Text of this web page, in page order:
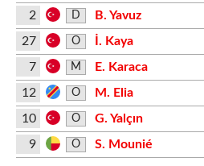
2
D
B. Yavuz
27
O İ. Kaya
7 M E. Karaca
12 O M. Elia
10 O G. Yalçın
9 O S. Mounié